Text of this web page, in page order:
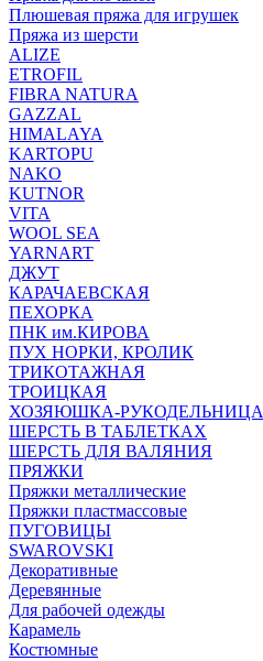
Плюшевая пряжа для игрушек
Пряжа из шерсти
ALIZE
ETROFIL
FIBRA NATURA
GAZZAL
HIMALAYA
KARTOPU
NAKO
KUTNOR
VITA
WOOL SEA
YARNART
ДЖУТ
КАРАЧАЕВСКАЯ
ПЕХОРКА
ПНК им.КИРОВА
ПУХ НОРКИ, КРОЛИК
ТРИКОТАЖНАЯ
ТРОИЦКАЯ
ХОЗЯЮШКА-РУКОДЕЛЬНИЦА
ШЕРСТЬ В ТАБЛЕТКАХ
ШЕРСТЬ ДЛЯ ВАЛЯНИЯ
ПРЯЖКИ
Пряжки металлические
Пряжки пластмассовые
ПУГОВИЦЫ
SWAROVSKI
Декоративные
Деревянные
Для рабочей одежды
Карамель
Костюмные